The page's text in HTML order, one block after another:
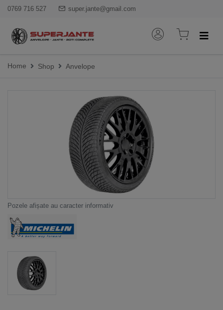
0769 716 527 super.jante@gmail.com
Home Shop Anvelope
Pozele afișate au caracter informativ